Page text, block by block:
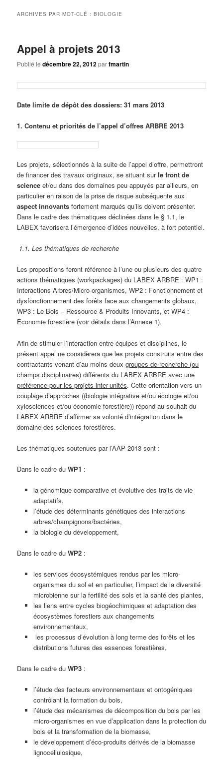
ARCHIVES PAR MOT-CLÉ :BIOLOGIE
Appel à projets 2013
Publié ledécembre 22, 2012parfmartin
Date limite de dépôt des dossiers: 31 mars 2013
1. Contenu et priorités de l’appel d’offres ARBRE 2013
Les projets, sélectionnés à la suite de l’appel d’offre, permettront
de financer des travaux originaux, se situant surle front de
science et/ou dans des domaines peu appuyés par ailleurs, en
particulier en raison de la prise de risque subséquente aux
aspect innovants fortement marqués qu’ils doivent présenter.
Dans le cadre des thématiques déclinées dans le § 1.1, le
LABEX favorisera l’émergence d’idées nouvelles, à fort potentiel.
1.1. Les thématiques de recherche
Les propositions feront référence à l’une ou plusieurs des quatre
actions thématiques (workpackages) du LABEX ARBRE : WP1 :
Interactions Arbres/Micro-organismes, WP2 : Fonctionnement et
dysfonctionnement des forêts face aux changements globaux,
WP3 : Le Bois – Ressource & Produits Innovants, et WP4 :
Economie forestière (voir détails dans l’Annexe 1).
Afin de stimuler l’interaction entre équipes et disciplines, le
présent appel ne considèrera que les projets construits entre des
contractants venant d’au moins deuxgroupes de recherche (ou
champs disciplinaires) différents du LABEX ARBREavec une
préférence pour les projets inter-unités. Cette orientation vers un
couplage d’approches ((biologie intégrative et/ou écologie et/ou
xylosciences et/ou économie forestière)) répond au souhait du
LABEX ARBRE d’affirmer sa volonté d’intégration dans le
domaine des sciences forestières.
Les thématiques soutenues par l’AAP 2013 sont :
Dans le cadre duWP1 :
la génomique comparative et évolutive des traits de vie
adaptatifs,
l’étude des déterminants génétiques des interactions
arbres/champignons/bactéries,
la biologie du développement,
Dans le cadre duWP2 :
les services écosystémiques rendus par les micro-
organismes du sol et en particulier, l’impact de la diversité
microbienne sur la fertilité des sols et la santé des plantes,
les liens entre cycles biogéochimiques et adaptation des
écosystèmes forestiers aux changements
environnementaux,
les processus d’évolution à long terme des forêts et les
distributions futures des essences forestières,
Dans le cadre duWP3 :
l’étude des facteurs environnementaux et ontogéniques
contrôlant la formation du bois,
l’étude des mécanismes de décomposition du bois par les
micro-organismes en vue d’application dans la protection du
bois et la transformation de la biomasse,
le développement d’éco-produits dérivés de la biomasse
lignocellulosique,